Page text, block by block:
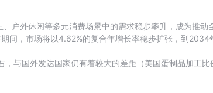
户外休闲等多元消费场景中的需求稳步攀升，成为推动
间，市场将以4.62%的复合年增长率稳步扩张，到2034
与国外发达国家仍有着较大的差距（美国蛋制品加工